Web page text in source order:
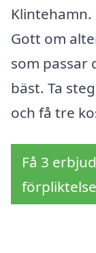
Klintehamn.
Gott om
som passar
bäst. Ta
och få tre
Få 3